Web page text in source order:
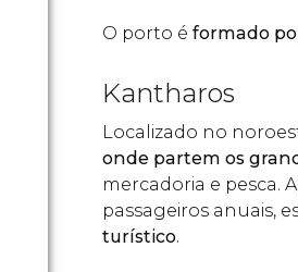
O porto é formado
Kantharos
Localizado no
onde partem os
mercadoria e pesca.
passageiros anuais,
turístico.